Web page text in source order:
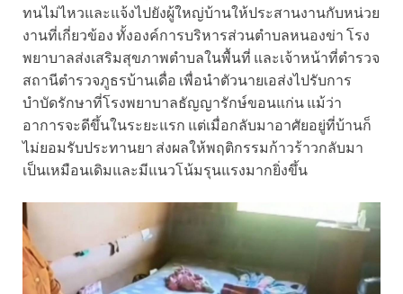
ทนไม่ไหวและแจ้งไปยังผู้ใหญ่บ้านให้ประสานงานกับหน่วย
งานที่เกี่ยวข้อง ทั้งองค์การบริหารส่วนตำบลหนองข่า โรง
พยาบาลส่งเสริมสุขภาพตำบลในพื้นที่ และเจ้าหน้าที่ตำรวจ
สถานีตำรวจภูธรบ้านเดื่อ เพื่อนำตัวนายเอส่งไปรับการ
บำบัดรักษาที่โรงพยาบาลธัญญารักษ์ขอนแก่น แม้ว่า
อาการจะดีขึ้นในระยะแรก แต่เมื่อกลับมาอาศัยอยู่ที่บ้านก็
ไม่ยอมรับประทานยา ส่งผลให้พฤติกรรมก้าวร้าวกลับมา
เป็นเหมือนเดิมและมีแนวโน้มรุนแรงมากยิ่งขึ้น